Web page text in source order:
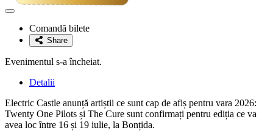
Adaugă
favoriteComandă bilete
Share
Evenimentul s-a încheiat.
Detalii
Electric Castle anunță artiștii ce sunt cap de afiș pentru vara 2026:
Twenty One Pilots și The Cure sunt confirmați pentru ediția ce va
avea loc între 16 și 19 iulie, la Bonțida.